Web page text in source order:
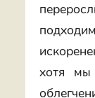
хотя мы